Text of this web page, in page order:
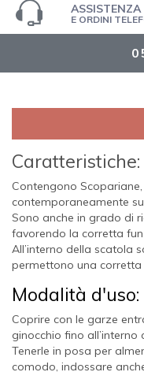
ASSISTENZA
E ORDINI
Caratteristiche:
Contengono
contemporaneamente
Sono anche in grado di
favorendo la corretta
All’interno della scatola
permettono una corretta
Modalità d'uso:
Coprire con le garze
ginocchio fino
Tenerle in posa per
comodo, indossare